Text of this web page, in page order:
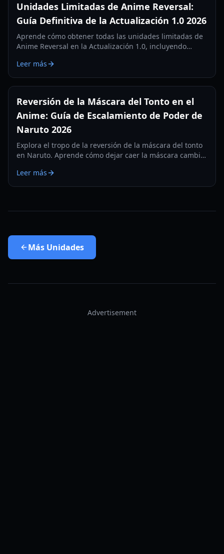
Unidades Limitadas de Anime Reversal:
Guía Definitiva de la Actualización 1.0 2026
Aprende cómo obtener todas las unidades limitadas de
Anime Reversal en la Actualización 1.0, incluyendo
jefes y recompensas del pase de batalla. Guía completa
para 2026.
Leer más
Reversión de la Máscara del Tonto en el
Anime: Guía de Escalamiento de Poder de
Naruto 2026
Explora el tropo de la reversión de la máscara del tonto
en Naruto. Aprende cómo dejar caer la máscara cambia
herencia de clanes en 2026.
Leer más
Más Unidades
Advertisement